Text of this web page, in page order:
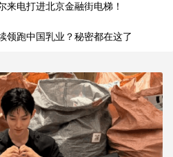
来电打进北京金融街电梯！
领跑中国乳业？秘密都在这了